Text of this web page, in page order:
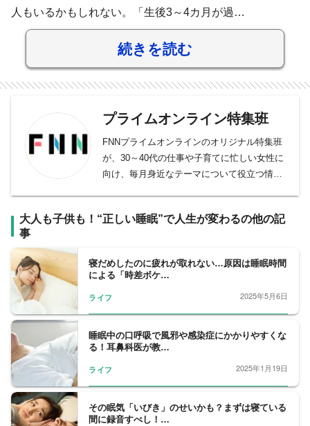
人もいるかもしれない。「生後3～4カ月が過…
続きを読む
プライムオンライン特集班
FNNプライムオンラインのオリジナル特集班
が、30～40代の仕事や子育てに忙しい女性に
向け、毎月身近なテーマについて役立つ情報
大人も子供も！“正しい睡眠”で人生が変わるの他の記
事
寝だめしたのに疲れが取れない…原因は睡眠時間
による「時差ボケ…
ライフ 2025年5月6日
睡眠中の口呼吸で風邪や感染症にかかりやすくな
る！耳鼻科医が教…
ライフ 2025年1月19日
その眠気「いびき」のせいかも？まずは寝ている
間に録音すべし！…